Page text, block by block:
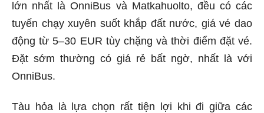
lớn nhất là OnniBus và Matkahuolto, đều có các
tuyến chạy xuyên suốt khắp đất nước, giá vé dao
động từ 5–30 EUR tùy chặng và thời điểm đặt vé.
Đặt sớm thường có giá rẻ bất ngờ, nhất là với
OnniBus.
Tàu hỏa là lựa chọn rất tiện lợi khi đi giữa các